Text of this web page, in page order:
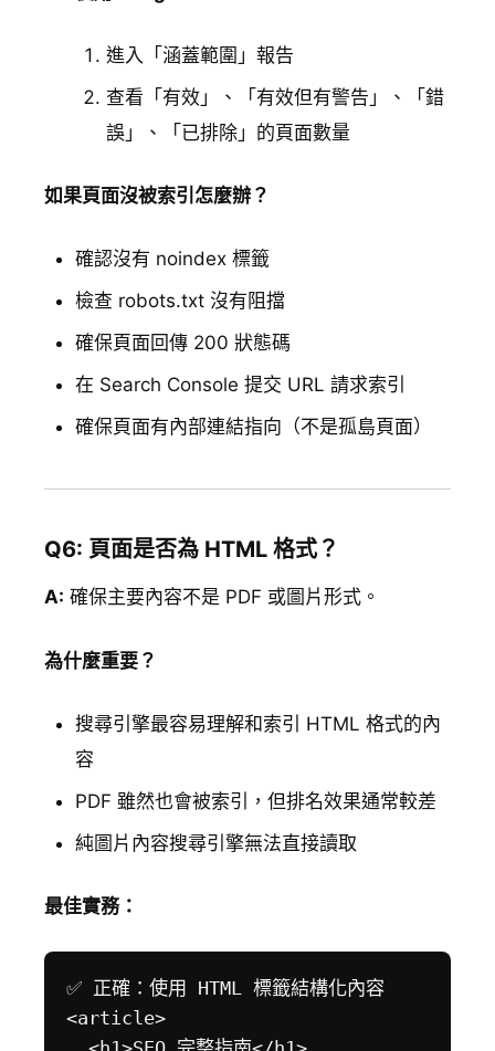
進入「涵蓋範圍」報告
查看「有效」、「有效但有警告」、「錯
誤」、「已排除」的頁面數量
如果頁面沒被索引怎麼辦？
確認沒有 noindex 標籤
檢查 robots.txt 沒有阻擋
確保頁面回傳 200 狀態碼
在 Search Console 提交 URL 請求索引
確保頁面有內部連結指向（不是孤島頁面）
Q6: 頁面是否為 HTML 格式？
A: 確保主要內容不是 PDF 或圖片形式。
為什麼重要？
搜尋引擎最容易理解和索引 HTML 格式的內
容
PDF 雖然也會被索引，但排名效果通常較差
純圖片內容搜尋引擎無法直接讀取
最佳實務：
✅ 正確：使用 HTML 標籤結構化內容
<article>